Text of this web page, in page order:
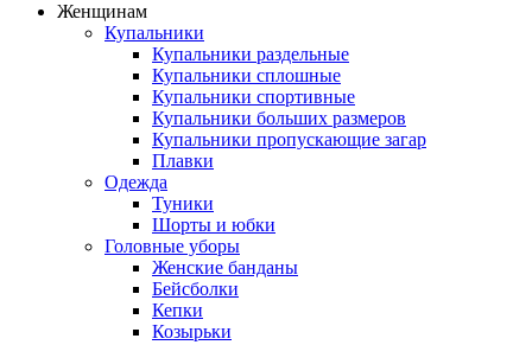
Женщинам
Купальники
Купальники раздельные
Купальники сплошные
Купальники спортивные
Купальники больших размеров
Купальники пропускающие загар
Плавки
Одежда
Туники
Шорты и юбки
Головные уборы
Женские банданы
Бейсболки
Кепки
Козырьки